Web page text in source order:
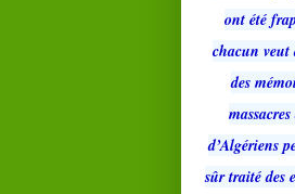
ont été
chacun veut
des
d’Algériens
sûr traité des